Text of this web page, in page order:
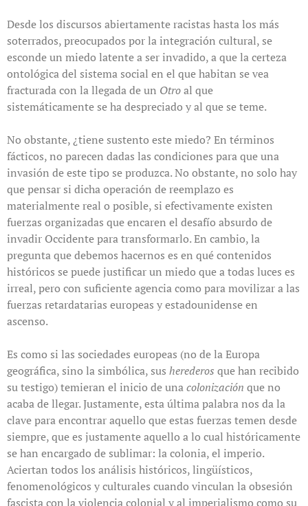
Desde los discursos abiertamente racistas hasta los más
soterrados, preocupados por la integración cultural, se
esconde un miedo latente a ser invadido, a que la certeza
ontológica del sistema social en el que habitan se vea
fracturada con la llegada de un Otroal que
sistemáticamente se ha despreciado y al que se teme.
No obstante, ¿tiene sustento este miedo? En términos
fácticos, no parecen dadas las condiciones para que una
invasión de este tipo se produzca. No obstante, no solo hay
que pensar si dicha operación de reemplazo es
materialmente real o posible, si efectivamente existen
fuerzas organizadas que encaren el desafío absurdo de
invadir Occidente para transformarlo. En cambio, la
pregunta que debemos hacernos es en qué contenidos
históricos se puede justificar un miedo que a todas luces es
irreal, pero con suficiente agencia como para movilizar a las
fuerzas retardatarias europeas y estadounidense en
ascenso.
Es como si las sociedades europeas (no de la Europa
geográfica, sino la simbólica, sus herederos que han recibido
su testigo) temieran el inicio de unacolonización que no
acaba de llegar. Justamente, esta última palabra nos da la
clave para encontrar aquello que estas fuerzas temen desde
siempre, que es justamente aquello a lo cual históricamente
se han encargado de sublimar: la colonia, el imperio.
Aciertan todos los análisis históricos, lingüísticos,
fenomenológicos y culturales cuando vinculan la obsesión
fascista con la violencia colonial y al imperialismo como su